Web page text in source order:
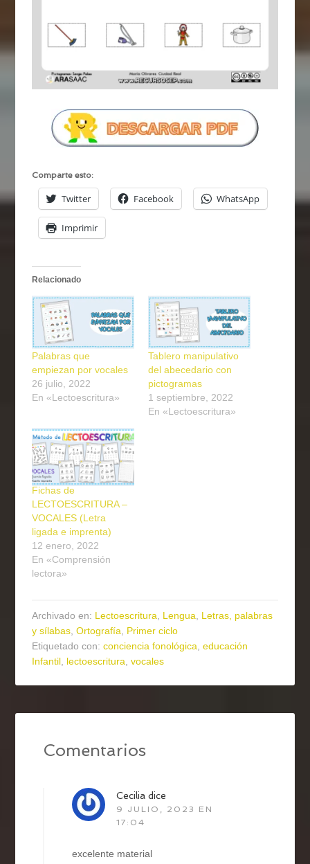
Comparte esto:
Twitter Facebook WhatsApp
Imprimir
Relacionado
Palabras que
empiezan por vocales
26 julio, 2022
En «Lectoescritura»
Tablero manipulativo
del abecedario con
pictogramas
1 septiembre, 2022
En «Lectoescritura»
Fichas de
LECTOESCRITURA –
VOCALES (Letra
ligada e imprenta)
12 enero, 2022
En «Comprensión
lectora»
Archivado en: Lectoescritura Lengua
Letras, palabras
y sílabas ,Ortografía
Primer ciclo
Etiquetado con:conciencia fonológica ,educación
Infantil lectoescritura ,vocales
Comentarios
Cecilia dice
9 JULIO, 2023 EN
17:04
excelente material